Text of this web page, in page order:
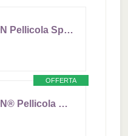
MARAPON Pellicola Specchio per Vetri Finestre Pellicola Specchio Blu (Adesione Statica) 0,445x2 m Adesione Statica Senza Colla Pellicola Riflettente Privacy Protezione UV Anti Calore
OFFERTA
MARAPON® Pellicola per Vetri Finestre a Specchio autoadesivo [60x200 cm] Pellicola Specchio per Finestre - Protegge la tua Privacy e Filtra i Raggi UV o Infrarossi - Anti-Calore per Lucernari